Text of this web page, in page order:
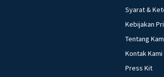
Syarat &
Kebijakan
Tentang
Kontak Kami
Press Kit